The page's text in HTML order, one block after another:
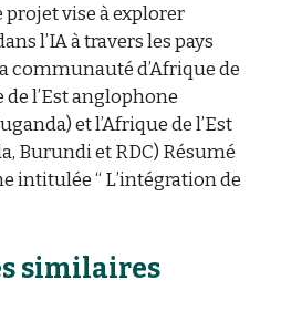
vise à explorer
l’IA à travers les pays
communauté d’Afrique de
de l’Est anglophone
et l’Afrique de l’Est
Burundi et RDC) Résumé
intitulée “ L’intégration de
similaires